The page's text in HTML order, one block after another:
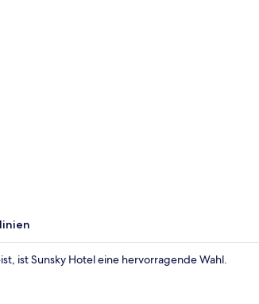
ist Sunsky Hotel eine hervorragende Wahl.